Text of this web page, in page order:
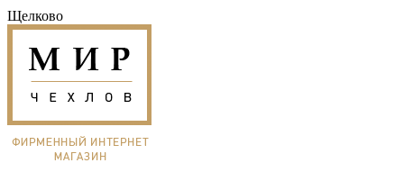
Щелково